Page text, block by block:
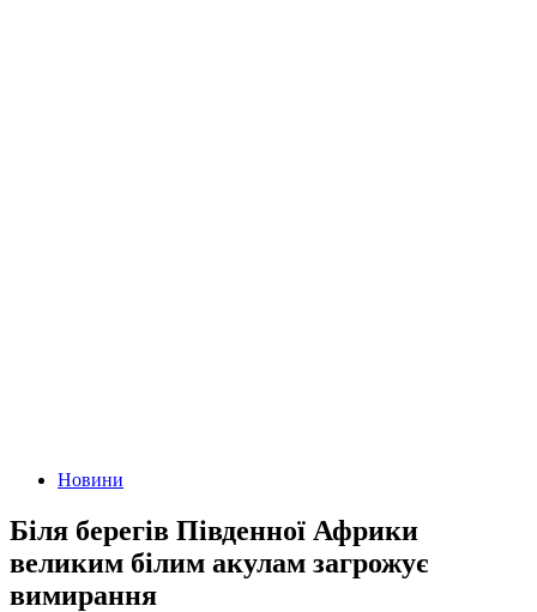
Новини
Біля берегів Південної Африки
великим білим акулам загрожує
вимирання